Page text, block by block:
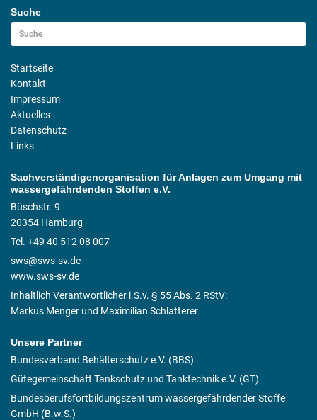
Suche
Startseite
Kontakt
Impressum
Aktuelles
Datenschutz
Links
Sachverständigenorganisation für Anlagen zum Umgang mit
wassergefährdenden Stoffen e.V.
Büschstr. 9
20354 Hamburg
Tel. +49 40 512 08 007
sws@sws-sv.de
www.sws-sv.de
Inhaltlich Verantwortlicher i.S.v. § 55 Abs. 2 RStV:
Markus Menger und Maximilian Schlatterer
Unsere Partner
Bundesverband Behälterschutz e.V. (BBS)
Gütegemeinschaft Tankschutz und Tanktechnik e.V. (GT)
Bundesberufsfortbildungszentrum wassergefährdender Stoffe
GmbH (B.w.S.)